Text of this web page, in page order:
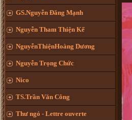
GS.Nguyễn Đăng Mạnh
Nguyễn Tham Thiện Kế
NguyễnThiệnHoàng Dương
Nguyễn Trọng Chức
Nico
TS.Trần Văn Công
Thư ngỏ - Lettre ouverte